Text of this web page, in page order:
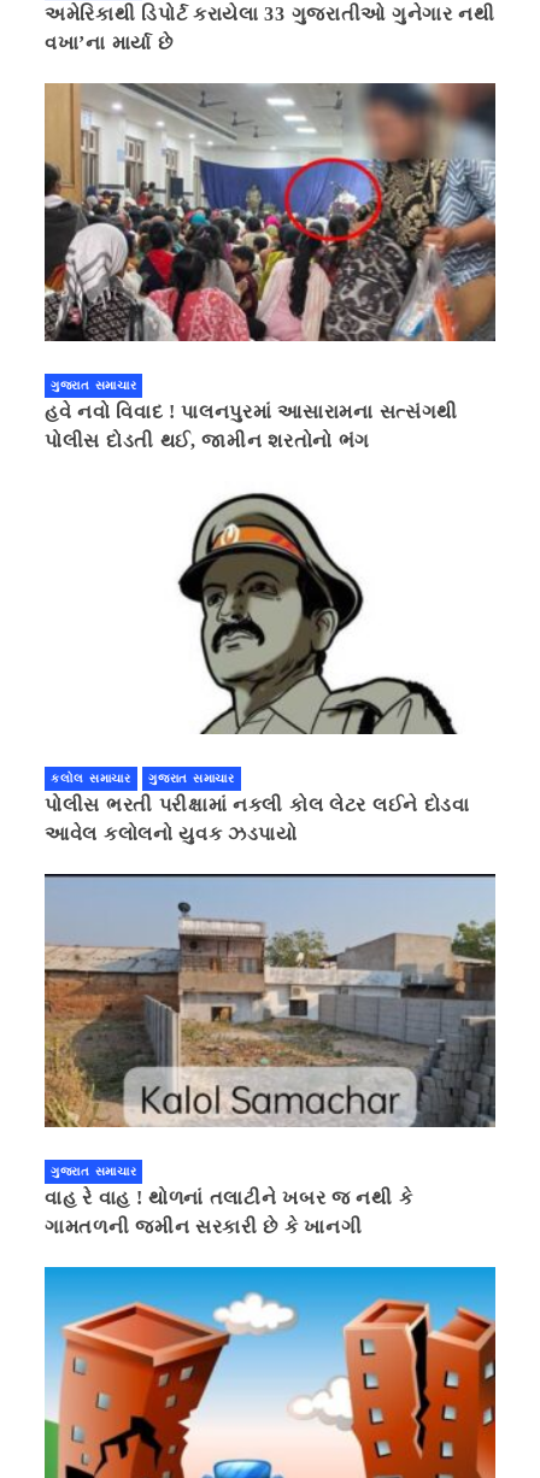
અમેરિકાથી ડિપોર્ટ કરાયેલા 33 ગુજરાતીઓ ગુનેગાર નથી
વખા’ના માર્યા છે
ગુજરાત સમાચાર
હવે નવો વિવાદ ! પાલનપુરમાં આસારામના સત્સંગથી
પોલીસ દોડતી થઈ, જામીન શરતોનો ભંગ
કલોલ સમાચાર ગુજરાત સમાચાર
પોલીસ ભરતી પરીક્ષામાં નકલી કોલ લેટર લઈને દોડવા
આવેલ કલોલનો યુવક ઝડપાયો
ગુજરાત સમાચાર
વાહ રે વાહ ! થોળનાં તલાટીને ખબર જ નથી કે
ગામતળની જમીન સરકારી છે કે ખાનગી